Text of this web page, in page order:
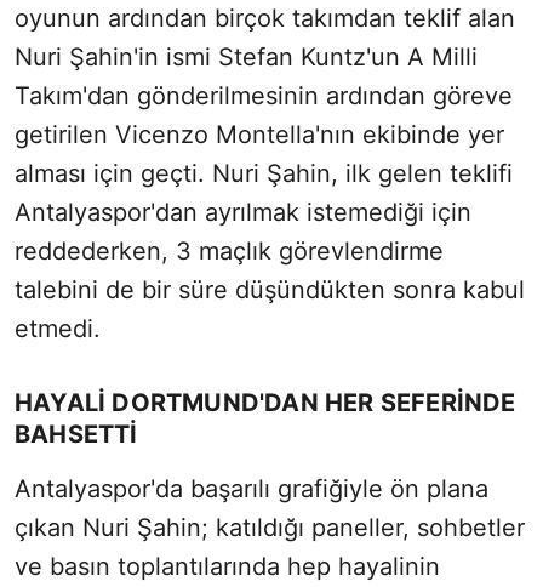
oyunun ardından birçok takımdan teklif alan
Nuri Şahin'in ismi Stefan Kuntz'un A Milli
Takım'dan gönderilmesinin ardından göreve
getirilen Vicenzo Montella'nın ekibinde yer
alması için geçti. Nuri Şahin, ilk gelen teklifi
Antalyaspor'dan ayrılmak istemediği için
reddederken, 3 maçlık görevlendirme
talebini de bir süre düşündükten sonra kabul
etmedi.
HAYALİ DORTMUND'DAN HER SEFERİNDE
BAHSETTİ
Antalyaspor'da başarılı grafiğiyle ön plana
çıkan Nuri Şahin; katıldığı paneller, sohbetler
ve basın toplantılarında hep hayalinin